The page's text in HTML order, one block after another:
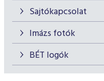
Sajtókapcsolat
Imázs fotók
BÉT logók